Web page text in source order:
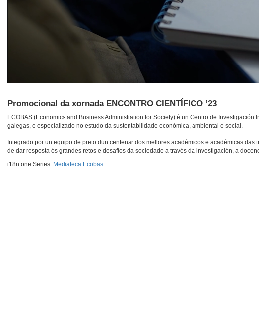
Promocional da xornada ENCONTRO CIENTÍFICO ’23
ECOBAS (Economics and Business Administration for Society) é un Centro de
galegas, e especializado no estudo da sustentabilidade económica, ambiental e social.
Integrado por un equipo de preto dun centenar dos mellores académicos e académicas
de dar resposta ós grandes retos e desafíos da sociedade a través da investigación, a
i18n.one.Series: Mediateca Ecobas